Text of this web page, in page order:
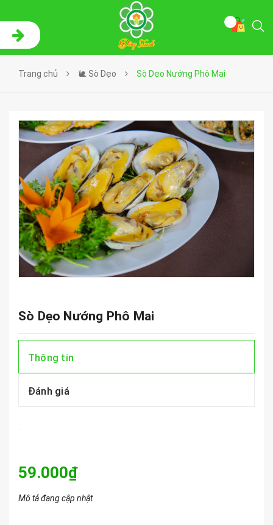
Trang chủ 🐌 Sò Dẹo Sò Dẹo Nướng Phô Mai
Sò Dẹo Nướng Phô Mai
Thông tin
Đánh giá
.
59.000₫
Mô tả đang cập nhật